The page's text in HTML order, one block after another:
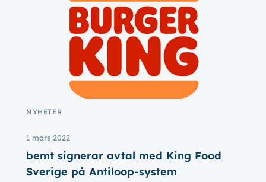
NYHETER
1 mars 2022
bemt signerar avtal med King Food
Sverige på Antiloop-system